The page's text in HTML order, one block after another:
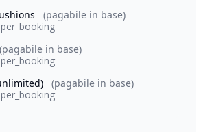
(pagabile in base)
(pagabile in base)
(pagabile in base)